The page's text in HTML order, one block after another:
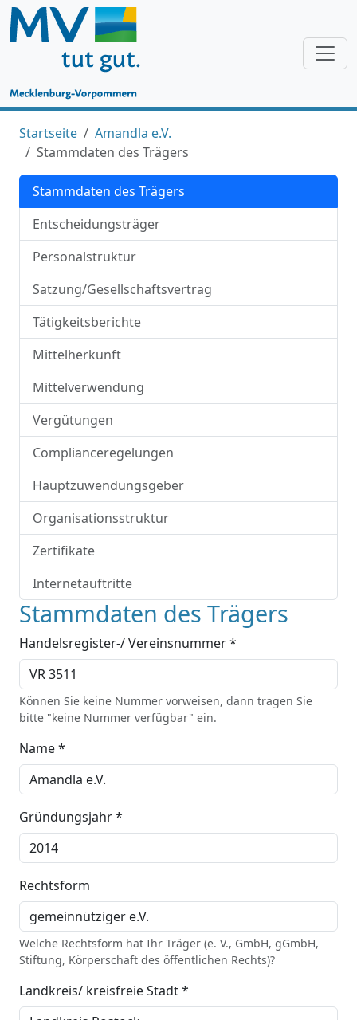
Startseite
Amandla e.V.
Stammdaten des Trägers
Stammdaten des Trägers
Entscheidungsträger
Personalstruktur
Satzung/Gesellschaftsvertrag
Tätigkeitsberichte
Mittelherkunft
Mittelverwendung
Vergütungen
Complianceregelungen
Hauptzuwendungsgeber
Organisationsstruktur
Zertifikate
Internetauftritte
Stammdaten des Trägers
Handelsregister-/ Vereinsnummer *
Können Sie keine Nummer vorweisen, dann tragen Sie
bitte "keine Nummer verfügbar" ein.
Name *
Gründungsjahr *
Rechtsform
Welche Rechtsform hat Ihr Träger (e. V., GmbH, gGmbH,
Stiftung, Körperschaft des öffentlichen Rechts)?
Landkreis/ kreisfreie Stadt *